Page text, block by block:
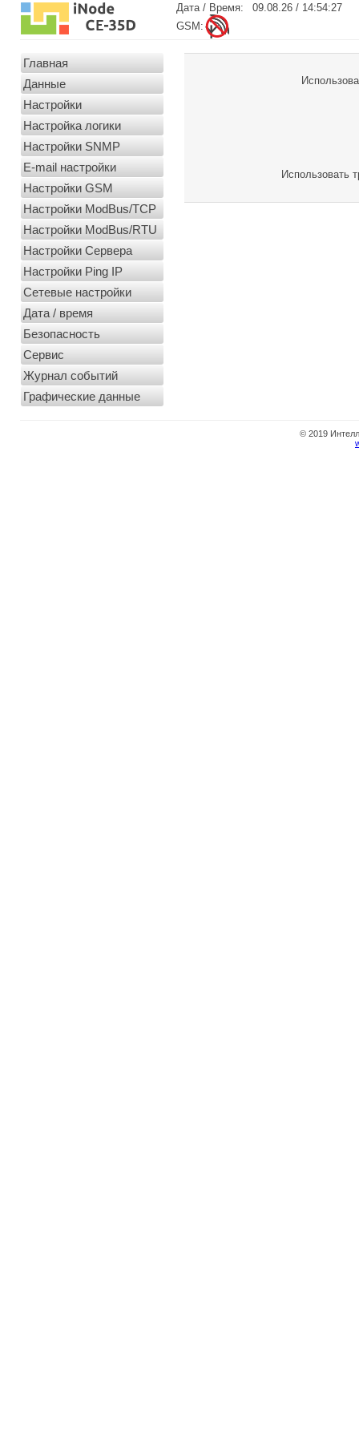
Дата / Время:
09.08.26 / 14:54:27
GSM:
Главная
Данные
Настройки
Настройка логики
Настройки SNMP
E-mail настройки
Настройки GSM
Настройки ModBus/TCP
Настройки ModBus/RTU
Настройки Сервера
Настройки Ping IP
Сетевые настройки
Дата / время
Безопасность
Сервис
Журнал событий
Графические данные
Использовать
© 2019